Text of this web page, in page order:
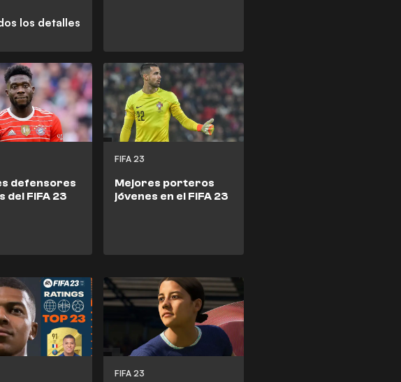
defensores
del FIFA 23
FIFA 23
Mejores porteros
jóvenes en el FIFA 23
FIFA 23